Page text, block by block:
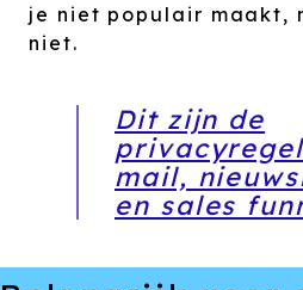
je niet populair maakt,
niet.
Dit zijn de
mail,
en sales